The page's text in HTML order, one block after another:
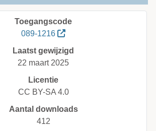
Toegangscode
089-1216
Laatst gewijzigd
22 maart 2025
Licentie
CC BY-SA 4.0
Aantal downloads
412